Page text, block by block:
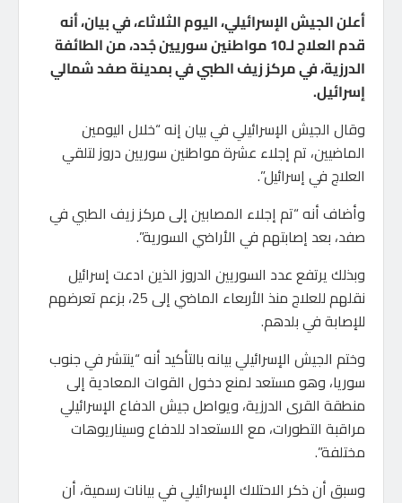
أعلن الجيش الإسرائيلي، اليوم الثلاثاء، في بيان، أنه
قدم العلاج لـ10 مواطنين سوريين جُدد، من الطائفة
الدرزية، في مركز زيف الطبي في بمدينة صفد شمالي
إسرائيل.
وقال الجيش الإسرائيلي في بيان إنه “خلال اليومين
الماضيين، تم إجلاء عشرة مواطنين سوريين دروز لتلقي
العلاج في إسرائيل”.
وأضاف أنه “تم إجلاء المصابين إلى مركز زيف الطبي في
صفد، بعد إصابتهم في الأراضي السورية”.
وبذلك يرتفع عدد السوريين الدروز الذين ادعت إسرائيل
نقلهم للعلاج منذ الأربعاء الماضي إلى 25، بزعم تعرضهم
للإصابة في بلدهم.
وختم الجيش الإسرائيلي بيانه بالتأكيد أنه “ينتشر في جنوب
سوريا، وهو مستعد لمنع دخول القوات المعادية إلى
منطقة القرى الدرزية، ويواصل جيش الدفاع الإسرائيلي
مراقبة التطورات، مع الاستعداد للدفاع وسيناريوهات
مختلفة”.
وسبق أن ذكر الاحتلاك الإسرائيلي في بيانات رسمية، أن